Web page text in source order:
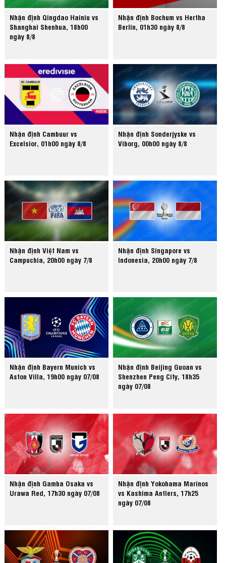
Nhận định Qingdao Hainiu vs
Shanghai Shenhua, 18h00
ngày 8/8
Nhận định Bochum vs Hertha
Berlin, 01h30 ngày 8/8
Nhận định Cambuur vs
Excelsior, 01h00 ngày 8/8
Nhận định Sonderjyske vs
Viborg, 00h00 ngày 8/8
Nhận định Việt Nam vs
Campuchia, 20h00 ngày 7/8
Nhận định Singapore vs
Indonesia, 20h00 ngày 7/8
Nhận định Bayern Munich vs
Aston Villa, 19h00 ngày 07/08
Nhận định Beijing Guoan vs
Shenzhen Peng City, 18h35
ngày 07/08
Nhận định Gamba Osaka vs
Urawa Red, 17h30 ngày 07/08
Nhận định Yokohama Marinos
vs Kashima Antlers, 17h25
ngày 07/08